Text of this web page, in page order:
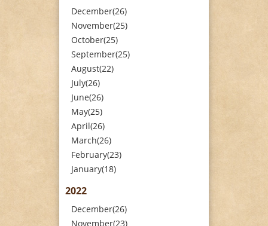
December(26)
November(25)
October(25)
September(25)
August(22)
July(26)
June(26)
May(25)
April(26)
March(26)
February(23)
January(18)
2022
December(26)
November(23)